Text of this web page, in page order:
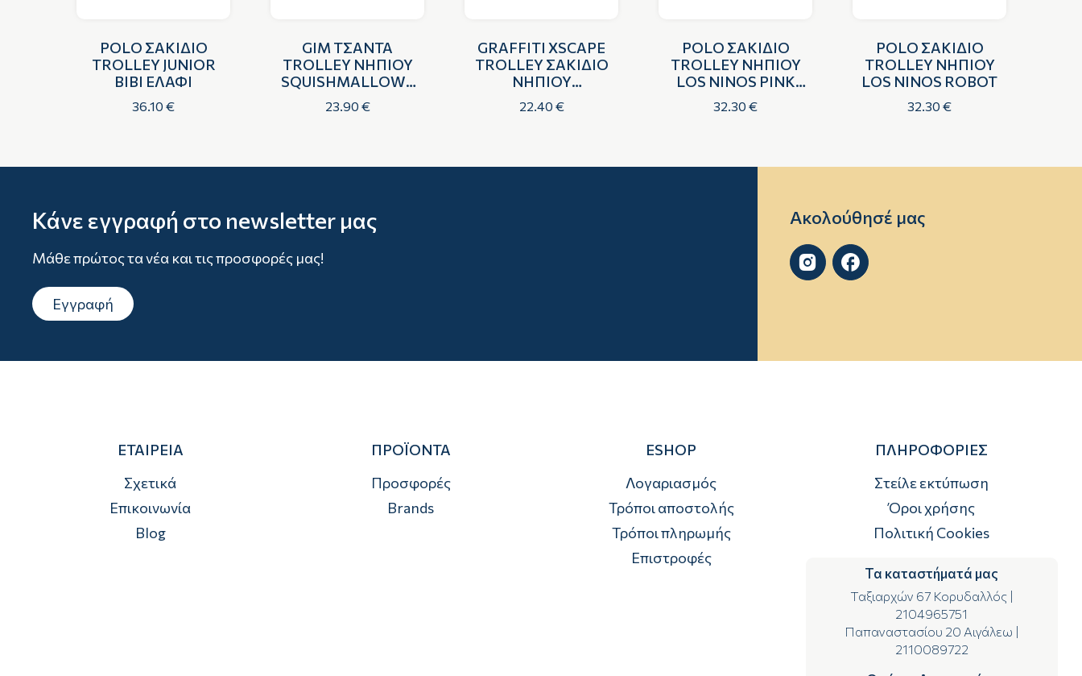
POLΟ ΣΑΚΙΔΙΟ
TROLLEY JUNIOR
BIBI ΕΛΑΦΙ
36.10 €
GIM ΤΣΑΝΤΑ
TROLLEY ΝΗΠΙΟΥ
SQUISHMALLOWS
UNICORN
23.90 €
GRAFFITI XSCAPE
TROLLEY ΣΑΚΙΔΙΟ
ΝΗΠΙΟΥ
ΠΟΔΟΣΦΑΙΡΟ
22.40 €
POLO ΣΑΚΙΔΙΟ
TROLLEY ΝΗΠΙΟΥ
LOS NINOS PINK
ALIEN
32.30 €
POLO ΣΑΚΙΔΙΟ
TROLLEY ΝΗΠΙΟΥ
LOS NINOS ROBOT
32.30 €
Κάνε εγγραφή στο newsletter μας
Μάθε πρώτος τα νέα και τις προσφορές μας!
Εγγραφή
Ακολούθησέ μας
 
ΕΤΑΙΡΕΙΑ
Σχετικά
Επικοινωνία
Blog
ΠΡΟΪΟΝΤΑ
Προσφορές
Brands
ESHOP
Λογαριασμός
Τρόποι αποστολής
Τρόποι πληρωμής
Επιστροφές
ΠΛΗΡΟΦΟΡΙΕΣ
Στείλε εκτύπωση
Όροι χρήσης
Πολιτική Cookies
Τα καταστήματά μας
Ταξιαρχών 67 Κορυδαλλός|
2104965751
Παπαναστασίου 20 Αιγάλεω
2110089722